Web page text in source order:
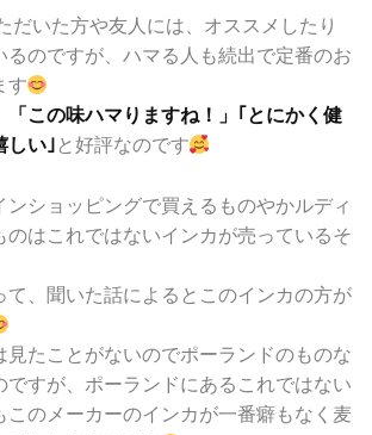
だいた方や友人には、オススメしたり
るのですが、ハマる人も続出で定番のお
す
「この味ハマりますね！」｢とにかく健
しい｣ と好評なのです
ンショッピングで買えるものやかルディ
のはこれではないインカが売っているそ
て、聞いた話によるとこのインカの方が
見たことがないのでポーランドのものな
ですが、ポーランドにあるこれではない
このメーカーのインカが一番癖もなく麦